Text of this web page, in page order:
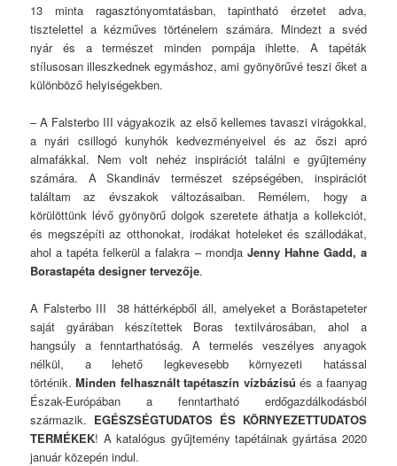
13 minta ragasztónyomtatásban, tapintható érzetet adva,
tisztelettel a kézműves történelem számára. Mindezt a svéd
nyár és a természet minden pompája ihlette. A tapéták
stílusosan illeszkednek egymáshoz, ami gyönyörűvé teszi őket a
különböző helyiségekben.
– A Falsterbo III vágyakozik az első kellemes tavaszi virágokkal,
a nyári csillogó kunyhók kedvezményeivel és az őszi apró
almafákkal. Nem volt nehéz inspirációt találni e gyűjtemény
számára. A Skandináv természet szépségében, inspirációt
találtam az évszakok változásaiban. Remélem, hogy a
körülöttünk lévő gyönyörű dolgok szeretete áthatja a kollekciót,
és megszépíti az otthonokat, irodákat hoteleket és szállodákat,
ahol a tapéta felkerül a falakra – mondja Jenny Hahne Gadd, a
Borastapéta designer tervezője.
A Falsterbo III 38 háttérképből áll, amelyeket a Boråstapeteter
saját gyárában készítettek Boras textilvárosában, ahol a
hangsúly a fenntarthatóság. A termelés veszélyes anyagok
nélkül, a lehető legkevesebb környezeti hatással
történik.Minden felhasznált tapétaszín vízbázisú és a faanyag
Észak-Európában a fenntartható erdőgazdálkodásból
származik. EGÉSZSÉGTUDATOS ÉS KÖRNYEZETTUDATOS
TERMÉKEK! A katalógus gyűjtemény tapétáinak gyártása 2020
január közepén indul.